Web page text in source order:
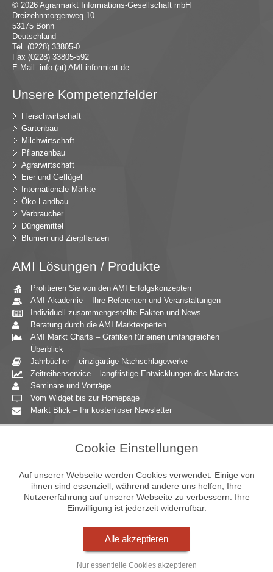
© 2026 Agrarmarkt Informations-Gesellschaft mbH
Dreizehnmorgenweg 10
53175 Bonn
Deutschland
Tel. (0228) 33805-0
Fax (0228) 33805-592
E-Mail: info (at) AMI-informiert.de
Unsere Kompetenzfelder
Fleischwirtschaft
Gartenbau
Milchwirtschaft
Pflanzenbau
Agrarwirtschaft
Eier und Geflügel
Internationale Märkte
Öko-Landbau
Verbraucher
Düngemittel
Blumen und Zierpflanzen
AMI Lösungen / Produkte
Profitieren Sie von den AMI Erfolgskonzepten
AMI-Akademie – Ihre Referenten und Veranstaltungen
Individuell zusammengestellte Fakten und News
Beratung durch die AMI Marktexperten
AMI Markt Charts – Grafiken für einen umfangreichen
Überblick
Jahrbücher – einzigartige Nachschlagewerke
Zeitreihenservice – langfristige Entwicklungen des Marktes
Seminare und Vorträge
Vom Widget bis zur Homepage
Markt Blick – Ihr kostenloser Newsletter
Unternehmensberatung
Ernährungsgewerbe
Einzelhandel
Bildung & Wissenschaft
Cookie Einstellungen
Auf unserer Webseite werden Cookies verwendet. Einige von
ihnen sind essenziell, während andere uns helfen, Ihre
Nutzererfahrung auf unserer Webseite zu verbessern. Ihre
Einwilligung ist jederzeit widerrufbar.
Alle akzeptieren
Nur essentielle Cookies akzeptieren